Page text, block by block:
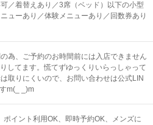
／着替えあり／3席（ベッド）以下の小型
ューあり／体験メニューあり／回数券あり
為、ご予約のお時間前には入店できません
してます。慌てずゆっくりいらっしゃって
取りにくいので、お問い合わせは公式LIN
m(_ _)m
ポイント利用OK 即時予約OK
メンズに